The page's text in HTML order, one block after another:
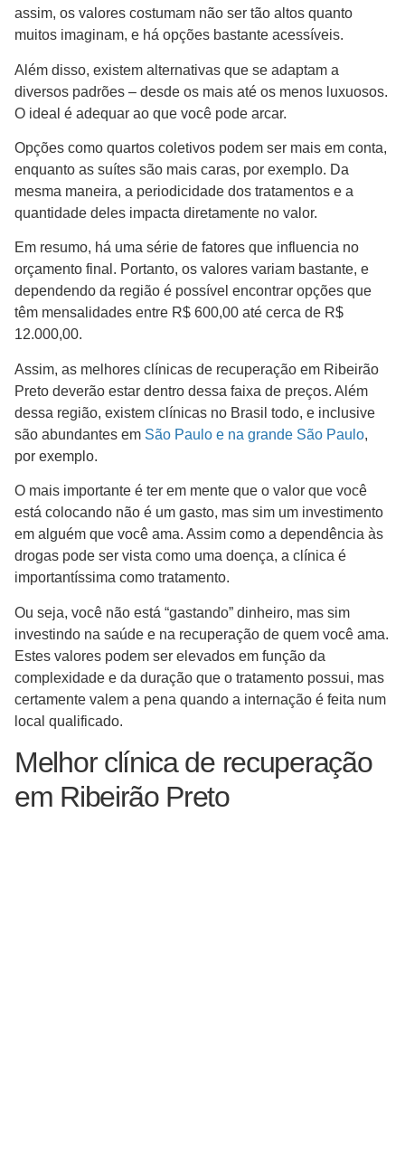
assim, os valores costumam não ser tão altos quanto
muitos imaginam, e há opções bastante acessíveis.
Além disso, existem alternativas que se adaptam a
diversos padrões – desde os mais até os menos luxuosos.
O ideal é adequar ao que você pode arcar.
Opções como quartos coletivos podem ser mais em conta,
enquanto as suítes são mais caras, por exemplo. Da
mesma maneira, a periodicidade dos tratamentos e a
quantidade deles impacta diretamente no valor.
Em resumo, há uma série de fatores que influencia no
orçamento final. Portanto, os valores variam bastante, e
dependendo da região é possível encontrar opções que
têm mensalidades entre R$ 600,00 até cerca de R$
12.000,00.
Assim, as melhores clínicas de recuperação em Ribeirão
Preto deverão estar dentro dessa faixa de preços. Além
dessa região, existem clínicas no Brasil todo, e inclusive
são abundantes em São Paulo e na grande São Paulo,
por exemplo.
O mais importante é ter em mente que o valor que você
está colocando não é um gasto, mas sim um investimento
em alguém que você ama. Assim como a dependência às
drogas pode ser vista como uma doença, a clínica é
importantíssima como tratamento.
Ou seja, você não está “gastando” dinheiro, mas sim
investindo na saúde e na recuperação de quem você ama.
Estes valores podem ser elevados em função da
complexidade e da duração que o tratamento possui, mas
certamente valem a pena quando a internação é feita num
local qualificado.
Melhor clínica de recuperação
em Ribeirão Preto